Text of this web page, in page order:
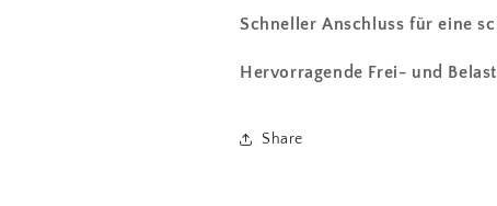
Schneller Anschluss für eine
Hervorragende Frei- und
Share